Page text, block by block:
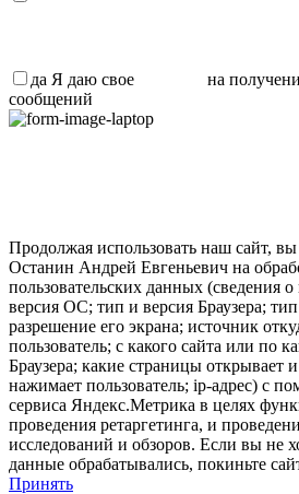
да Я даю свое
на
сообщений
Продолжая использовать наш сайт,
Останин Андрей Евгеньевич на
пользовательских данных (сведения
версия ОС; тип и версия Браузера;
разрешение его экрана; источник
пользователь; с какого сайта или по
Браузера; какие страницы открывает
нажимает пользователь; ip-адрес) с
сервиса Яндекс.Метрика в целях
проведения ретаргетинга, и
исследований и обзоров. Если вы не
данные обрабатывались, покиньте
Принять